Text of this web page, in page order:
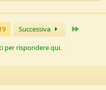
sotto acqua un tot e
difeso il seaworld (ok, e'
a blackfish, ma vedo
questa dichiarazione
Successiva
per rispondere qui.